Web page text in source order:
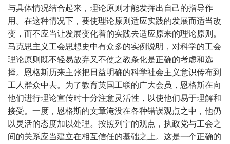
与具体情况结合起来，理论原则才能发挥出自己的指导作
用。在这种情况下，要使理论原则适应实践的发展而适当改
变，而不应当让发展变化着的实践去适应原来的理论原则。
马克思主义工会思想史中有众多的实例说明，对科学的工会
理论原则既不轻易放弃又不使之教条化是正确的考虑和选
择。恩格斯历来主张把日益明确的科学社会主义意识传布到
工人群众中去。为了教育英国工联的广大会员，恩格斯在向
他们进行理论宣传时十分注意灵活性，以使他们易于理解和
接受。一度，恩格斯的文章淹没在各种错误观点之中，他仍
以灵活的态度加以处理。按照列宁的观点，执政党与工会之
间的关系应当建立在相互信任的基础之上。这是一个正确的